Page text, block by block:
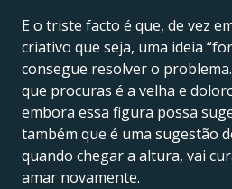
E o triste facto é que, de vez
criativo que seja, uma ideia
consegue resolver o problema.
que procuras é a velha e
embora essa figura possa
também que é uma sugestão
quando chegar a altura, vai
amar novamente.